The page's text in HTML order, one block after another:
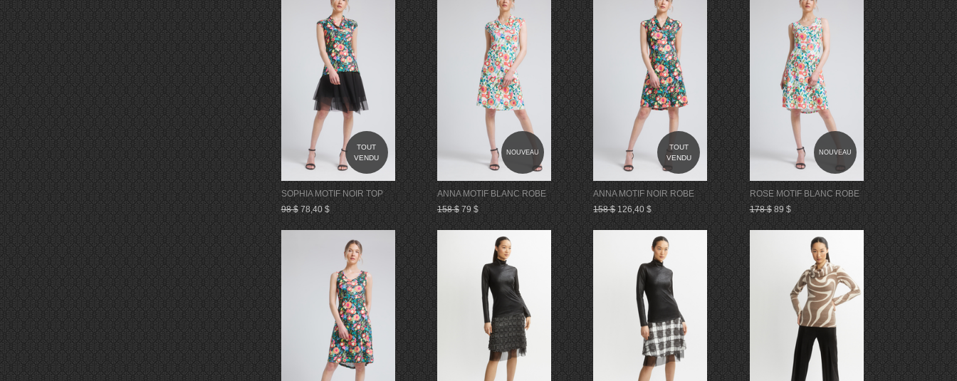
TOUT
VENDU
SOPHIA MOTIF NOIR TOP
98 $78,40 $
NOUVEAU
ANNA MOTIF BLANC ROBE
158 $79 $
TOUT
VENDU
ANNA MOTIF NOIR ROBE
158 $126,40 $
NOUVEAU
ROSE MOTIF BLANC ROBE
178 $89 $